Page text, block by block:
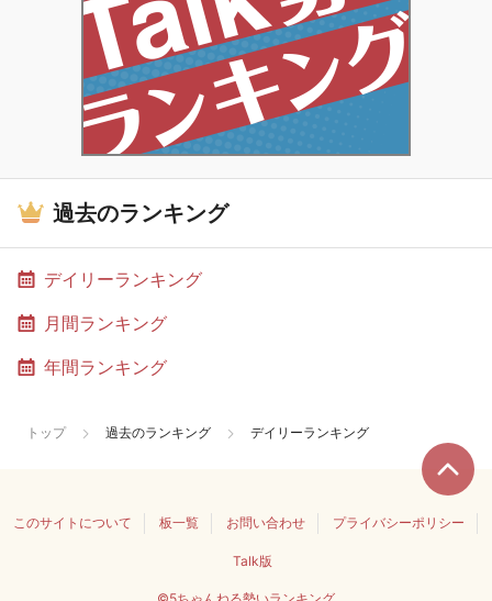
過去のランキング
デイリーランキング
月間ランキング
年間ランキング
トップ 過去のランキング デイリーランキング
このサイトについて 板一覧 お問い合わせ プライバシーポリシー
Talk版